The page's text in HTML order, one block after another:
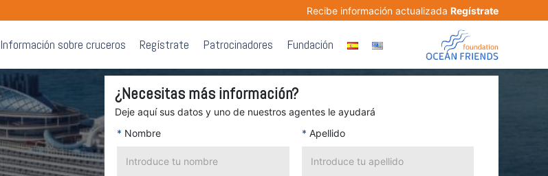
Recibe información actualizada Regístrate
Información sobre cruceros Regístrate Patrocinadores Fundación
¿Necesitas más información?
Deje aquí sus datos y uno de nuestros agentes le ayudará
* Nombre * Apellido